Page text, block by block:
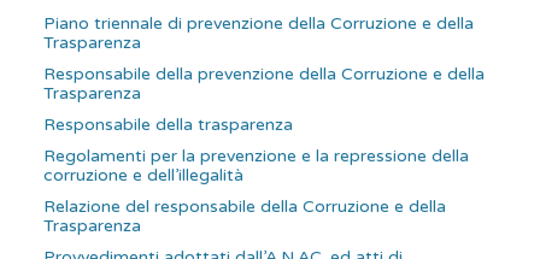
Piano triennale di prevenzione della Corruzione e della
Trasparenza
Responsabile della prevenzione della Corruzione e della
Trasparenza
Responsabile della trasparenza
Regolamenti per la prevenzione e la repressione della
corruzione e dell’illegalità
Relazione del responsabile della Corruzione e della
Trasparenza